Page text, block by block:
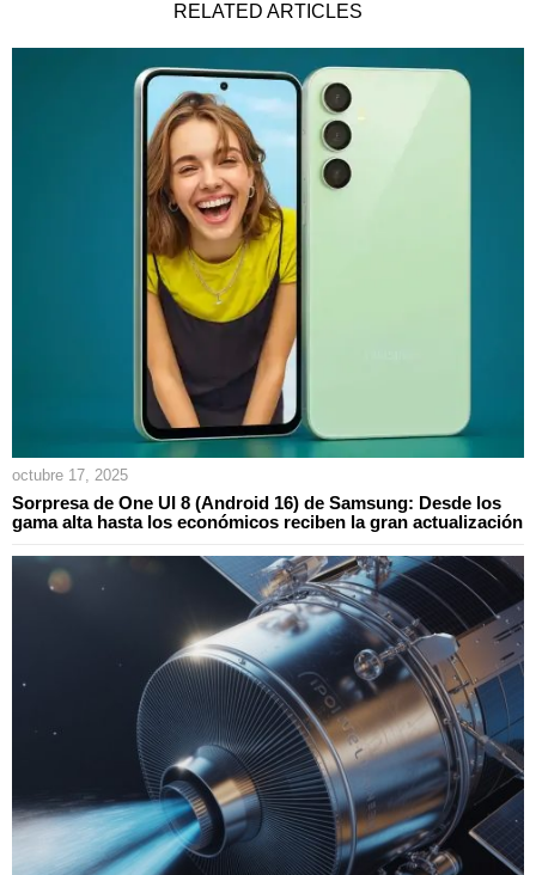
RELATED ARTICLES
octubre 17, 2025
Sorpresa de One UI 8 (Android 16) de Samsung: Desde los
gama alta hasta los económicos reciben la gran actualización